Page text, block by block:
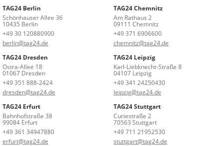
TAG24 Berlin
Schönhauser Allee 36
10435 Berlin
+49 30 120880900
berlin@tag24.de
TAG24 Chemnitz
Am Rathaus 2
09111 Chemnitz
+49 371 6906600
chemnitz@tag24.de
TAG24 Dresden
Ostra-Allee 18
01067 Dresden
+49 351 888-2424
dresden@tag24.de
TAG24 Leipzig
Karl-Liebknecht-Straße 8
04107 Leipzig
+49 341 24250430
leipzig@tag24.de
TAG24 Erfurt
Bahnhofstraße 38
99084 Erfurt
+49 361 34947880
erfurt@tag24.de
TAG24 Stuttgart
Curiestraße 2
70563 Stuttgart
+49 711 21952530
stuttgart@tag24.de